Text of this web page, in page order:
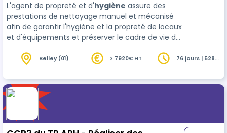
L'agent de propreté et d'hygiène assure des
prestations de nettoyage manuel et mécanisé
afin de garantir l'hygiène et la propreté de locaux
et d'équipements et préserver le cadre de vie des
s'adapte à l'utilisation des locaux en prés…
Belley (01) > 7920€ HT
76 jours | 528